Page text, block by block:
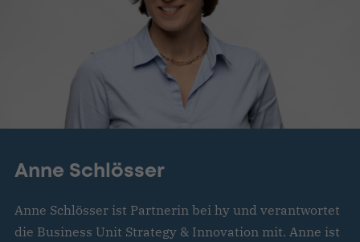
Anne Schlösser
Anne Schlösser ist Partnerin bei hy und verantwortet
die Business Unit Strategy & Innovation mit. Anne ist